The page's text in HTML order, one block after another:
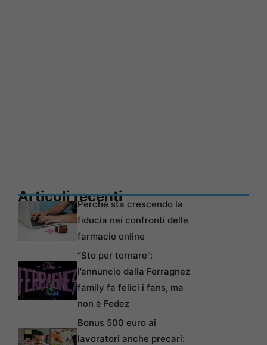
Articoli recentiPerché sta crescendo la
fiducia nei confronti delle
farmacie online
“Sto per tornare”:
l’annuncio dalla Ferragnez
family fa felici i fans, ma
non è Fedez
Bonus 500 euro ai
lavoratori anche precari: